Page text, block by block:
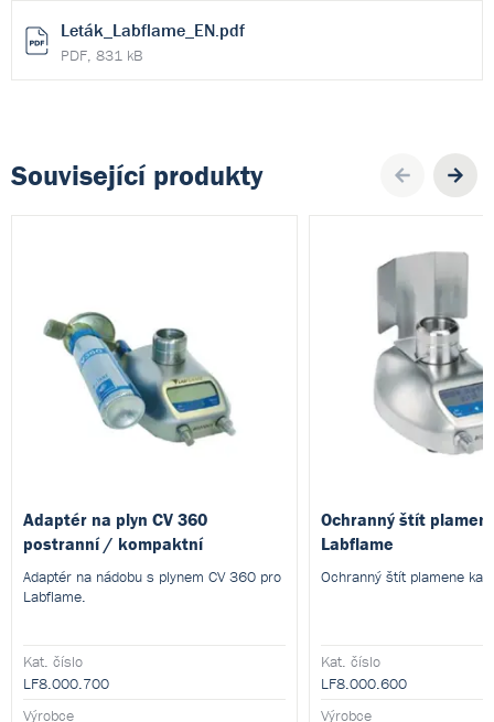
Leták_Labflame_EN.pdf
PDF, 831 kB
Související produkty
Adaptér na plyn CV 360
postranní / kompaktní
Adaptér na nádobu s plynem CV 360 pro
Labflame.
Kat. číslo
LF8.000.700
Výrobce
Ochranný štít
Labflame
Ochranný štít plamene
Kat. číslo
LF8.000.600
Výrobce